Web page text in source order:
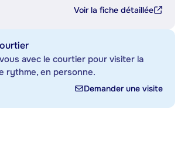
Voir la fiche détaillée
avec le courtier pour visiter la
rythme, en personne.
Demander une visite